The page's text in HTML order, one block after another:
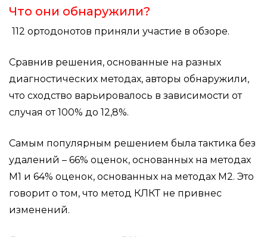
Что они обнаружили?
112 ортодонотов приняли участие в обзоре.
Сравнив решения, основанные на разных
диагностических методах, авторы обнаружили,
что сходство варьировалось в зависимости от
случая от 100% до 12,8%.
Самым популярным решением была тактика без
удалений – 66% оценок, основанных на методах
М1 и 64% оценок, основанных на методах М2. Это
говорит о том, что метод КЛКТ не привнес
изменений.